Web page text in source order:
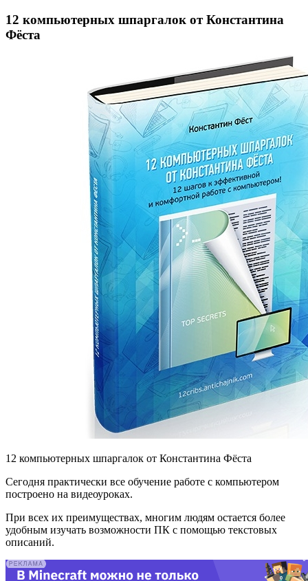
12 компьютерных шпаргалок от Константина
Фёста
12 компьютерных шпаргалок от Константина Фёста
Сегодня практически все обучение работе с компьютером
построено на видеоуроках.
При всех их преимуществах, многим людям остается более
удобным изучать возможности ПК с помощью текстовых
описаний.